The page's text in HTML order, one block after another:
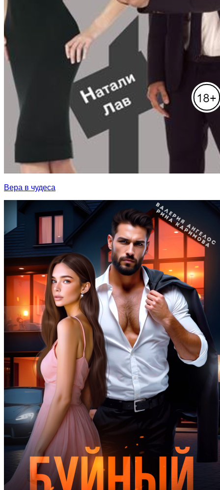
Вера в чудеса